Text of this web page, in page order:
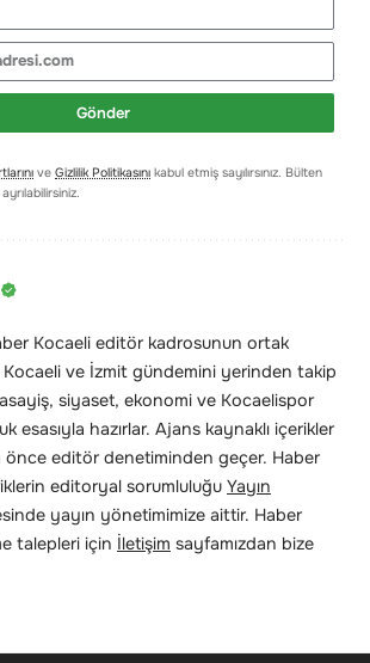
Gönder
ve Gizlilik Politikasını kabul etmiş sayılırsınız. Bülten
Kocaeli editör kadrosunun ortak
Kocaeli ve İzmit gündemini yerinden takip
siyaset, ekonomi ve Kocaelispor
esasıyla hazırlar. Ajans kaynaklı içerikler
önce editör denetiminden geçer. Haber
editoryal sorumluluğu Yayın
yayın yönetimimize aittir. Haber
talepleri için İletişim sayfamızdan bize